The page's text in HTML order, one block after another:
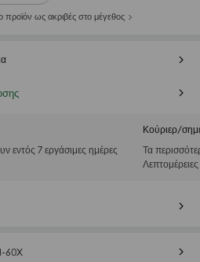
ως ακριβές στο μέγεθος
εντός 7 εργάσιμες ημέρες
Κούριερ/
Τα
Λεπτομέρειες
60X